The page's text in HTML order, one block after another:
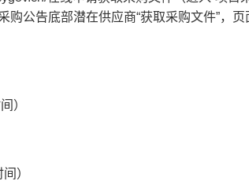
公告底部潜在供应商“获取采购文件”，
）
）